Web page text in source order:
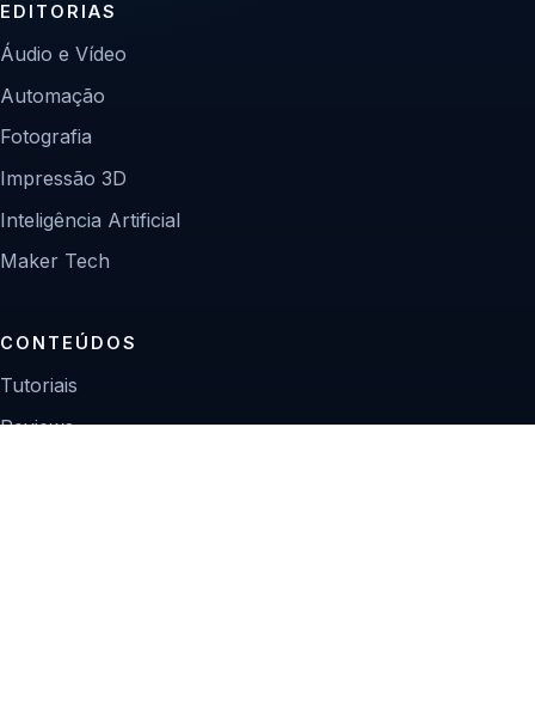
EDITORIAS
Áudio e Vídeo
Automação
Fotografia
Impressão 3D
Inteligência Artificial
Maker Tech
CONTEÚDOS
Tutoriais
Reviews